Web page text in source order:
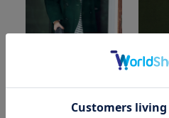
ていきたい愛着ワードローブ
生！
ーブ